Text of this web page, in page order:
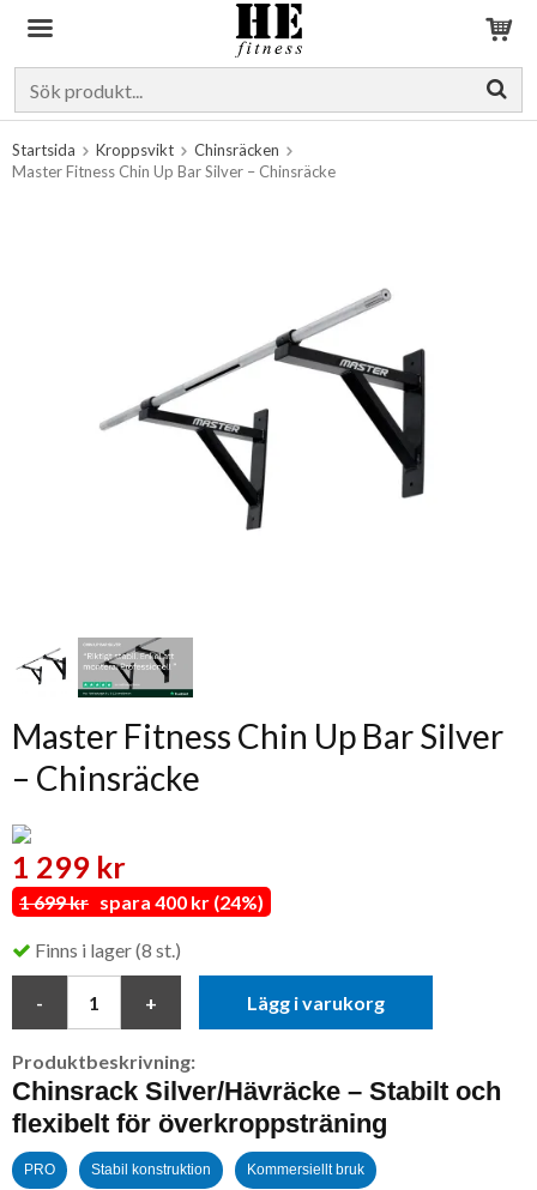
Startsida Kroppsvikt
Chinsräcken
Master Fitness Chin Up Bar Silver – Chinsräcke
Master Fitness Chin Up Bar Silver
– Chinsräcke
1 299 kr
1 699 kr spara 400 kr (24%)
Finns i lager (8 st.)
Lägg i varukorg
Produktbeskrivning:
Chinsrack Silver/Hävräcke – Stabilt och
flexibelt för överkroppsträning
PRO Stabil konstruktion Kommersiellt bruk